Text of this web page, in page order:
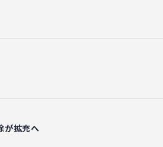
が拡充へ